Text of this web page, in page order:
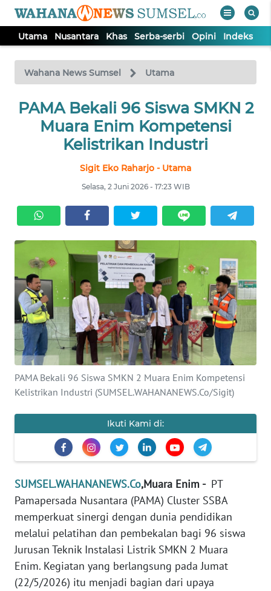
Utama Nusantara Khas Serba-serbi Opini Indeks
Wahana News Sumsel Utama
PAMA Bekali 96 Siswa SMKN 2
Muara Enim Kompetensi
Kelistrikan Industri
Sigit Eko Raharjo - Utama
Selasa, 2 Juni 2026 - 17:23 WIB
PAMA Bekali 96 Siswa SMKN 2 Muara Enim Kompetensi
Kelistrikan Industri (SUMSEL.WAHANANEWS.Co/Sigit)
Ikuti Kami di:
SUMSEL.WAHANANEWS.Co,Muara Enim - PT
Pamapersada Nusantara (PAMA) Cluster SSBA
memperkuat sinergi dengan dunia pendidikan
melalui pelatihan dan pembekalan bagi 96 siswa
Jurusan Teknik Instalasi Listrik SMKN 2 Muara
Enim. Kegiatan yang berlangsung pada Jumat
(22/5/2026) itu menjadi bagian dari upaya
TV
Tutup
UTAMA
NUSANTARA
SERBA-
SERBI
OPINI
Informasi
INDEKS
BERITA
KONTAK
KAMI
IKLAN
KAMI
PEDOMAN
MEDIA
SIBER
REDAKSI
KARIR